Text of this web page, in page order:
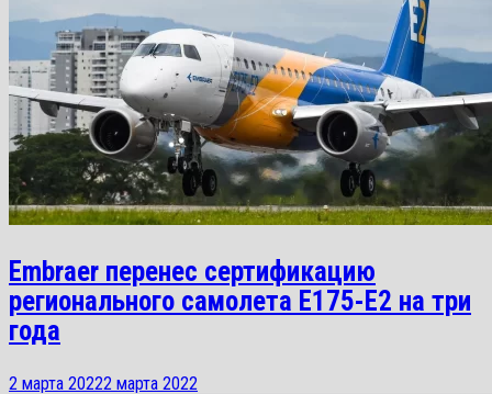
Embraer перенес сертификацию
регионального самолета E175-E2 на три
года
2 марта 20222 марта 2022